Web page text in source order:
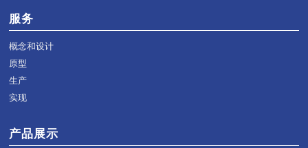
服务
概念和设计
原型
生产
实现
产品展示